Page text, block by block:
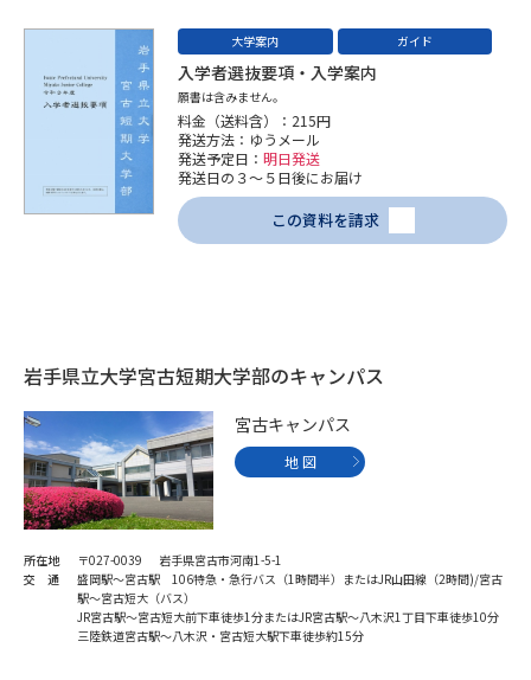
受験準備 資料検索
志望校・出願校を調べる
併願校選び 受験スケジュールを立てよう
学問発見 学問検索
大学で学びたい学問発見
学問のミニ講義「夢ナビ講義」 学問分野解説
学問の教科書 夢ナビライブ
大学案内 ガイド
入学者選抜要項・入学案内
願書は含みません。
料金（送料含）：215円
発送方法：ゆうメール
発送予定日： 明日発送
発送日の３～５日後にお届け
この資料を請求
岩手県立大学宮古短期大学部のキャンパス
宮古キャンパス
地 図
所在地
〒027-0039 岩手県宮古市河南1-5-1
交 通
盛岡駅～宮古駅 106特急・急行バス（1時間半）またはJR山田線（2時間)/宮古
駅～宮古短大（バス）
JR宮古駅～宮古短大前下車徒歩1分またはJR宮古駅～八木沢1丁目下車徒歩10分
三陸鉄道宮古駅～八木沢・宮古短大駅下車徒歩約15分